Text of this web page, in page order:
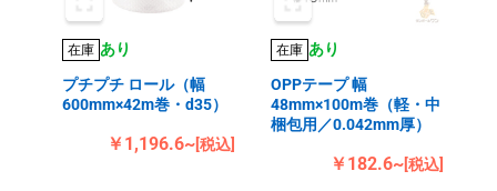
在庫 あり
プチプチ ロール（幅
600mm×42m巻・d35）
￥1,196.6~[税込]
在庫 あり
OPPテープ 幅
48mm×100m巻（軽・中
梱包用／0.042mm厚）
￥182.6~[税込]